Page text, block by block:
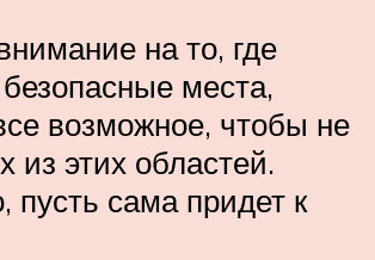
на то, где
места,
возможное, чтобы не
из этих областей.
пусть сама придет к